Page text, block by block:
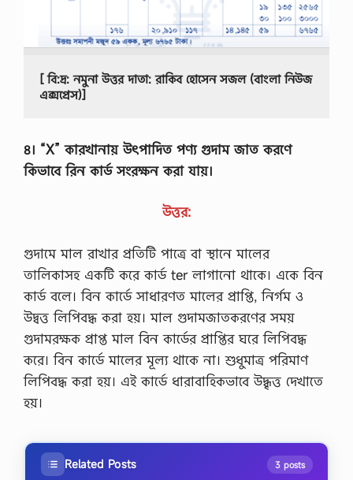
[ বি:দ্র: নমুনা উত্তর দাতা: রাকিব হোসেন সজল (বাংলা নিউজ
৪। “X” কারখানায় উৎপাদিত পণ্য গুদাম জাত করণে
কিভাবে রিন কার্ড সংরক্ষন করা যায়।
উত্তর:
গুদামে মাল রাখার প্রতিটি পাত্রে বা স্থানে মালের
তালিকাসহ একটি করে কার্ড ter লাগানাে থাকে। একে বিন
কার্ড বলে। বিন কার্ডে সাধারণত মালের প্রাপ্তি, নির্গম ও
উদ্বত্ত লিপিবদ্ধ করা হয়। মাল গুদামজাতকরণের সময়
গুদামরক্ষক প্রাপ্ত মাল বিন কার্ডের প্রাপ্তির ঘরে লিপিবদ্ধ
করে। বিন কার্ডে মালের মূল্য থাকে না। শুধুমাত্র পরিমাণ
লিপিবদ্ধ করা হয়। এই কার্ডে ধারাবাহিকভাবে উদ্ধৃত্ত দেখাতে
হয়।
Related Posts 3 posts